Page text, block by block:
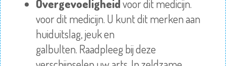
Overgevoeligheidvoor dit medicijn.
voor dit medicijn. U kunt dit merken aan
huiduitslag, jeuk en
galbulten. Raadpleegbij deze